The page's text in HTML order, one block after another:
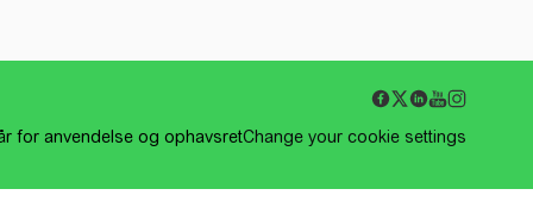
for anvendelse og ophavsretChange your cookie settings